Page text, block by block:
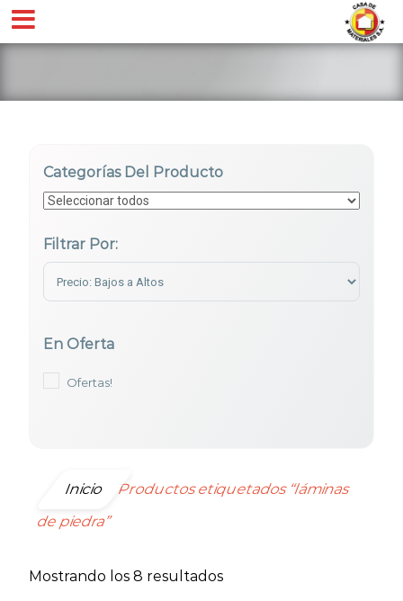
Categorías Del Producto
Filtrar Por:
En Oferta
Ofertas!
Inicio
Productos etiquetados “láminas
de piedra”
Mostrando los 8 resultadosOrdenado